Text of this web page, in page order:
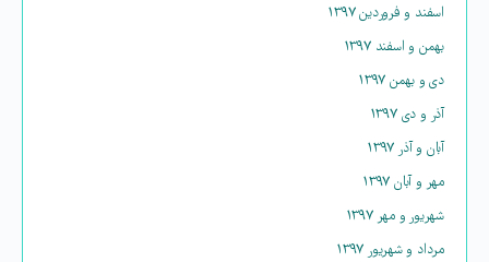
اسفند و فروردین ۱۳۹۷
بهمن و اسفند ۱۳۹۷
دی و بهمن ۱۳۹۷
آذر و دی ۱۳۹۷
آبان و آذر ۱۳۹۷
مهر و آبان ۱۳۹۷
شهریور و مهر ۱۳۹۷
مرداد و شهریور ۱۳۹۷